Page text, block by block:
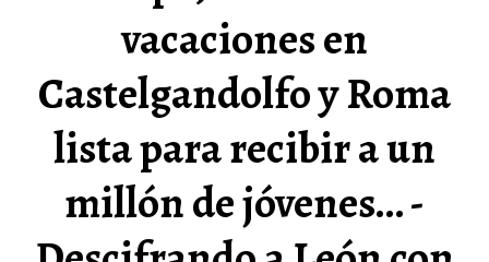
vacaciones en
Castelgandolfo y Roma
lista para recibir a un
millón de jóvenes… -